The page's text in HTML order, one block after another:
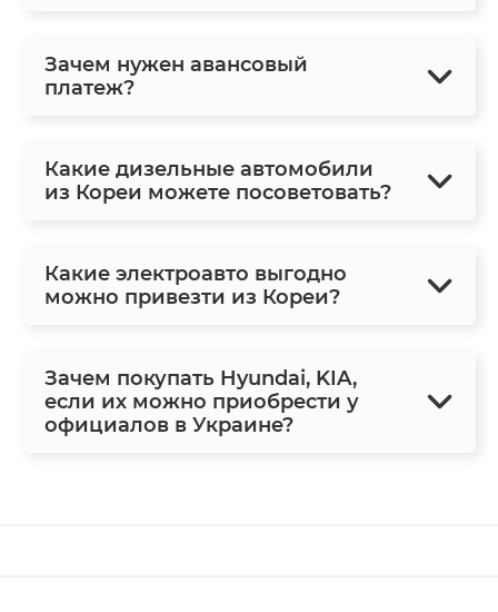
Зачем нужен авансовый
платеж?
Какие дизельные автомобили
из Кореи можете посоветовать?
Какие электроавто выгодно
можно привезти из Кореи?
Зачем покупать Hyundai, KIA,
если их можно приобрести у
официалов в Украине?